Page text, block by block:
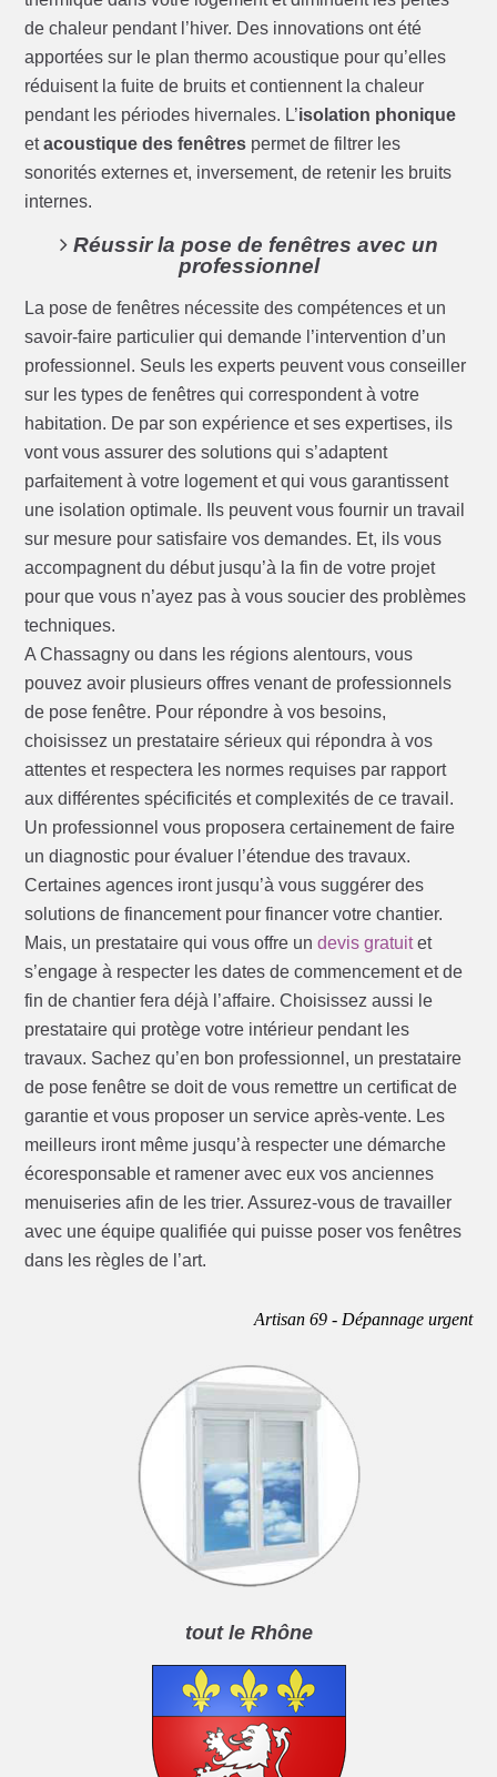
de chaleur pendant l’hiver. Des innovations ont été
apportées sur le plan thermo acoustique pour qu’elles
réduisent la fuite de bruits et contiennent la chaleur
pendant les périodes hivernales. L’isolation phonique
etacoustique des fenêtres permet de filtrer les
sonorités externes et, inversement, de retenir les bruits
internes.
Réussir la pose de fenêtres avec un
professionnel
La pose de fenêtres nécessite des compétences et un
savoir-faire particulier qui demande l’intervention d’un
professionnel. Seuls les experts peuvent vous conseiller
sur les types de fenêtres qui correspondent à votre
habitation. De par son expérience et ses expertises, ils
vont vous assurer des solutions qui s’adaptent
parfaitement à votre logement et qui vous garantissent
une isolation optimale. Ils peuvent vous fournir un travail
sur mesure pour satisfaire vos demandes. Et, ils vous
accompagnent du début jusqu’à la fin de votre projet
pour que vous n’ayez pas à vous soucier des problèmes
techniques.
A Chassagny ou dans les régions alentours, vous
pouvez avoir plusieurs offres venant de professionnels
de pose fenêtre. Pour répondre à vos besoins,
choisissez un prestataire sérieux qui répondra à vos
attentes et respectera les normes requises par rapport
aux différentes spécificités et complexités de ce travail.
Un professionnel vous proposera certainement de faire
un diagnostic pour évaluer l’étendue des travaux.
Certaines agences iront jusqu’à vous suggérer des
solutions de financement pour financer votre chantier.
Mais, un prestataire qui vous offre undevis gratuitet
s’engage à respecter les dates de commencement et de
fin de chantier fera déjà l’affaire. Choisissez aussi le
prestataire qui protège votre intérieur pendant les
travaux. Sachez qu’en bon professionnel, un prestataire
de pose fenêtre se doit de vous remettre un certificat de
garantie et vous proposer un service après-vente. Les
meilleurs iront même jusqu’à respecter une démarche
écoresponsable et ramener avec eux vos anciennes
menuiseries afin de les trier. Assurez-vous de travailler
avec une équipe qualifiée qui puisse poser vos fenêtres
dans les règles de l’art.
Artisan 69 - Dépannage urgent
tout le Rhône